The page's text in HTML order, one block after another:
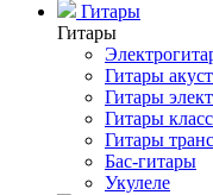
Гитары
Гитары
Гитары
Гитары
Гитары
Гитары
Бас-гитары
Укулеле